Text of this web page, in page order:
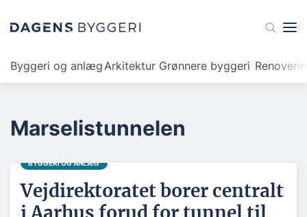
Byggeri og anlægArkitektur Grønnere byggeri
Marselistunnelen
BYGGERI OG ANLÆG
Vejdirektoratet borer centralt